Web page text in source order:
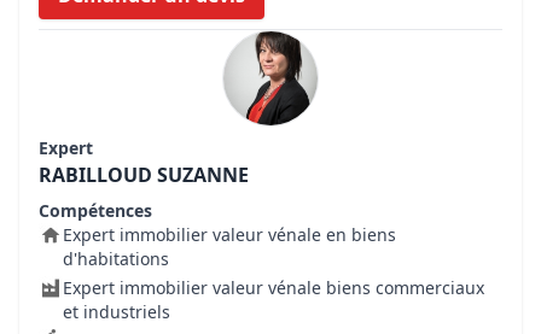
Expert
RABILLOUD SUZANNE
Compétences
Expert immobilier valeur vénale en biens
d'habitations
Expert immobilier valeur vénale biens commerciaux
et industriels